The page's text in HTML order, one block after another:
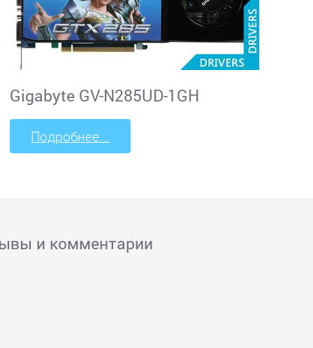
Gigabyte GV-N285UD-1GH
Подробнее...
и комментарии